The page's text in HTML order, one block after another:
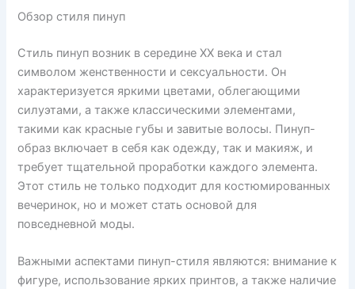
Обзор стиля пинуп
Стиль пинуп возник в середине XX века и стал
символом женственности и сексуальности. Он
характеризуется яркими цветами, облегающими
силуэтами, а также классическими элементами,
такими как красные губы и завитые волосы. Пинуп-
образ включает в себя как одежду, так и макияж, и
требует тщательной проработки каждого элемента.
Этот стиль не только подходит для костюмированных
вечеринок, но и может стать основой для
повседневной моды.
Важными аспектами пинуп-стиля являются: внимание к
фигуре, использование ярких принтов, а также наличие